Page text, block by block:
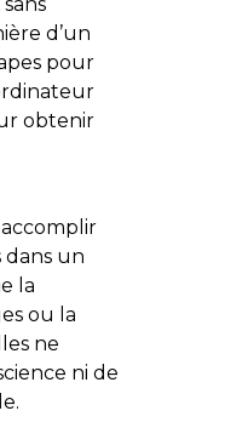
d’un
pour
obtenir
dans un
la
ou la
ne
ni de